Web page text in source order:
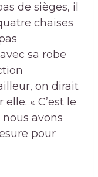
de sièges, il
chaises
sa robe
on dirait
« C’est le
avons
pour